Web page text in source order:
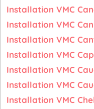
Installation VMC
Installation VMC
Installation VMC
Installation VMC
Installation VMC
Installation VMC
Installation VMC